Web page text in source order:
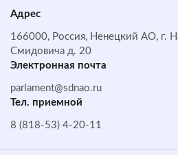
Адрес
166000, Россия, Ненецкий АО, г.
Смидовича д. 20
Электронная почта
parlament@sdnao.ru
Тел. приемной
8 (818-53) 4-20-11